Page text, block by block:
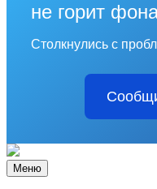
не горит
Столкнулись с
Меню